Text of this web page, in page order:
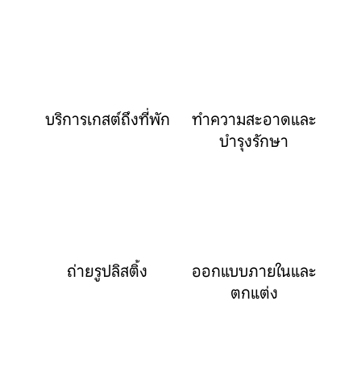
บริการเกสต์ถึงที่พัก
ทำความสะอาดและ
บำรุงรักษา
ถ่ายรูปลิสติ้ง
ออกแบบภายในและ
ตกแต่ง